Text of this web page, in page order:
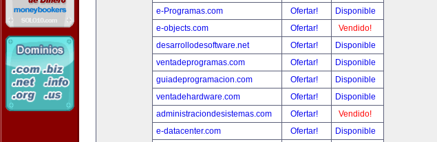
e-Programas.com
Ofertar!
Disponible
e-objects.com
Ofertar!
Vendido!
desarrollodesoftware.net
Ofertar!
Disponible
ventadeprogramas.com
Ofertar!
Disponible
guiadeprogramacion.com
Ofertar!
Disponible
ventadehardware.com
Ofertar!
Disponible
administraciondesistemas.com
Ofertar!
Vendido!
e-datacenter.com
Ofertar!
Disponible